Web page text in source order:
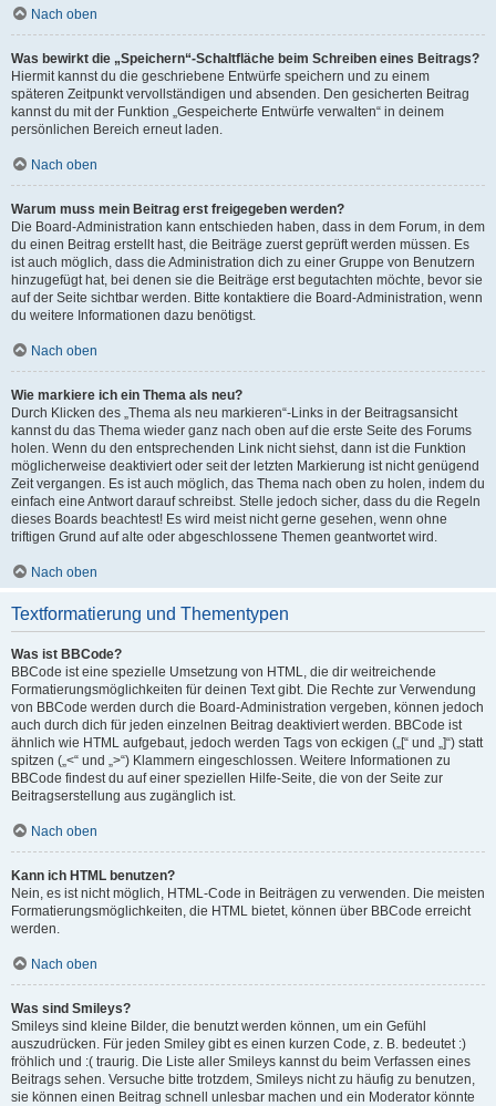
Nach oben
Was bewirkt die „Speichern“-Schaltfläche beim Schreiben eines Beitrags?
Hiermit kannst du die geschriebene Entwürfe speichern und zu einem
späteren Zeitpunkt vervollständigen und absenden. Den gesicherten Beitrag
kannst du mit der Funktion „Gespeicherte Entwürfe verwalten“ in deinem
persönlichen Bereich erneut laden.
Nach oben
Warum muss mein Beitrag erst freigegeben werden?
Die Board-Administration kann entschieden haben, dass in dem Forum, in dem
du einen Beitrag erstellt hast, die Beiträge zuerst geprüft werden müssen. Es
ist auch möglich, dass die Administration dich zu einer Gruppe von Benutzern
hinzugefügt hat, bei denen sie die Beiträge erst begutachten möchte, bevor sie
auf der Seite sichtbar werden. Bitte kontaktiere die Board-Administration, wenn
du weitere Informationen dazu benötigst.
Nach oben
Wie markiere ich ein Thema als neu?
Durch Klicken des „Thema als neu markieren“-Links in der Beitragsansicht
kannst du das Thema wieder ganz nach oben auf die erste Seite des Forums
holen. Wenn du den entsprechenden Link nicht siehst, dann ist die Funktion
möglicherweise deaktiviert oder seit der letzten Markierung ist nicht genügend
Zeit vergangen. Es ist auch möglich, das Thema nach oben zu holen, indem du
einfach eine Antwort darauf schreibst. Stelle jedoch sicher, dass du die Regeln
dieses Boards beachtest! Es wird meist nicht gerne gesehen, wenn ohne
triftigen Grund auf alte oder abgeschlossene Themen geantwortet wird.
Nach oben
Textformatierung und Thementypen
Was ist BBCode?
BBCode ist eine spezielle Umsetzung von HTML, die dir weitreichende
Formatierungsmöglichkeiten für deinen Text gibt. Die Rechte zur Verwendung
von BBCode werden durch die Board-Administration vergeben, können jedoch
auch durch dich für jeden einzelnen Beitrag deaktiviert werden. BBCode ist
ähnlich wie HTML aufgebaut, jedoch werden Tags von eckigen („[“ und „]“) statt
spitzen („<“ und „>“) Klammern eingeschlossen. Weitere Informationen zu
BBCode findest du auf einer speziellen Hilfe-Seite, die von der Seite zur
Beitragserstellung aus zugänglich ist.
Nach oben
Kann ich HTML benutzen?
Nein, es ist nicht möglich, HTML-Code in Beiträgen zu verwenden. Die meisten
Formatierungsmöglichkeiten, die HTML bietet, können über BBCode erreicht
werden.
Nach oben
Was sind Smileys?
Smileys sind kleine Bilder, die benutzt werden können, um ein Gefühl
auszudrücken. Für jeden Smiley gibt es einen kurzen Code, z. B. bedeutet :)
fröhlich und :( traurig. Die Liste aller Smileys kannst du beim Verfassen eines
Beitrags sehen. Versuche bitte trotzdem, Smileys nicht zu häufig zu benutzen,
sie können einen Beitrag schnell unlesbar machen und ein Moderator könnte